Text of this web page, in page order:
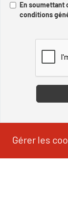
En soumettant
conditions
Gérer les